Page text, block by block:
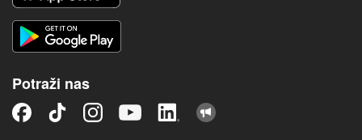
Potraži nas